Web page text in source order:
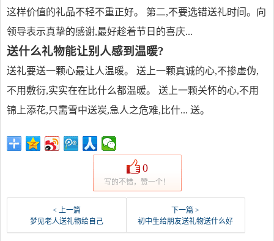
这样价值的礼品不轻不重正好。 第二,不要选错送礼时间。向
领导表示真挚的感谢,最好趁着节日的喜庆...
送什么礼物能让别人感到温暖?
送礼要送一颗心最让人温暖。 送上一颗真诚的心,不掺虚伪,
不用敷衍,实实在在比什么都温暖。 送上一颗关怀的心,不用
锦上添花,只需雪中送炭,急人之危难,比什... 送。
0
写的不错，赞一个！
< 上一篇
梦见老人送礼物给自己
下一篇 >
初中生给朋友送礼物送什么好